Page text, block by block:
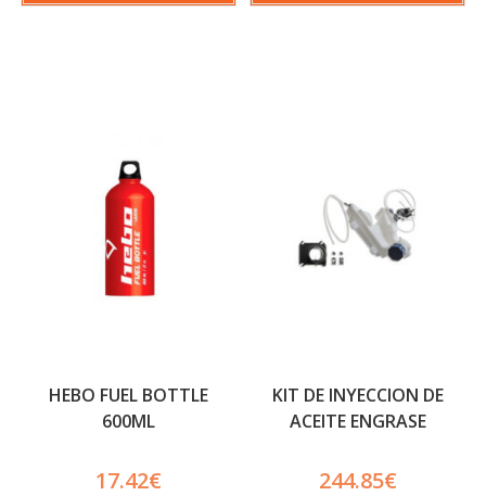
HEBO FUEL BOTTLE
600ML
17.42€
KIT DE INYECCION DE
ACEITE ENGRASE
244.85€